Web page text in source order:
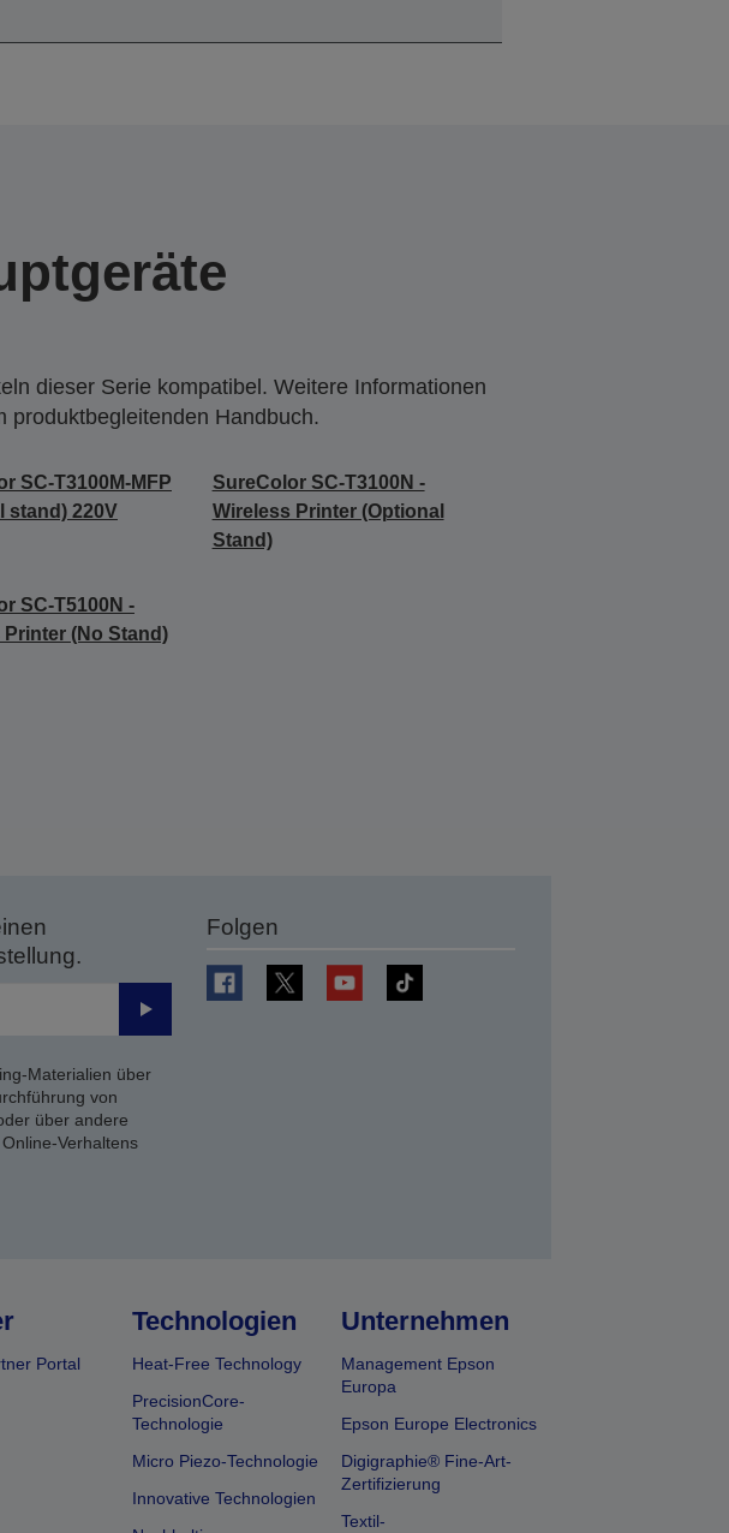
dieser Serie kompatibel. Weitere Informationen
produktbegleitenden Handbuch.
SC-T3100M-MFP
stand) 220V
SureColor SC-T3100N -
Wireless Printer (Optional
Stand)
SC-T5100N -
Printer (No Stand)
Senden
Materialien über
von
über andere
Verhaltens
Folgen
Portal
Technologien
Heat-Free Technology
PrecisionCore-
Technologie
Micro Piezo-Technologie
Innovative Technologien
Unternehmen
Management Epson
Europa
Epson Europe Electronics
Digigraphie® Fine-Art-
Zertifizierung
Textil-